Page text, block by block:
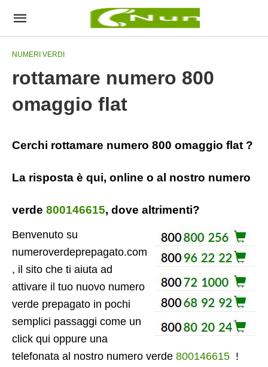
NUMERI VERDI
rottamare numero 800
omaggio flat
Cerchi rottamare numero 800 omaggio flat ?
La risposta è qui, online o al nostro numero
verde 800146615, dove altrimenti?
Benvenuto su
numeroverdeprepagato.com
, il sito che ti aiuta ad
attivare il tuo nuovo numero
verde prepagato in pochi
semplici passaggi come un
click qui oppure una
telefonata al nostro numero verde 800146615 !